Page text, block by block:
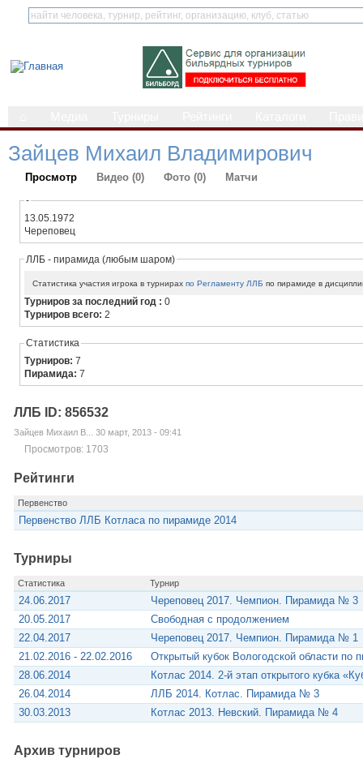
Зайцев Михаил Владимирович
Просмотр Видео (0) Фото (0) Матчи
-
13.05.1972
Череповец
ЛЛБ - пирамида (любым шаром)
Статистика участия игрока в турнирахпо Регламенту ЛЛБ по пирамиде в
Турниров за последний год :0
Турниров всего:2
Статистика
Турниров:7
Пирамида:7
ЛЛБ ID: 856532
Зайцев Михаил В... 30 март, 2013 - 09:41
Просмотров: 1703
Рейтинги
Первенство
Первенство ЛЛБ Котласа по пирамиде 2014
Турниры
Статистика Турнир
24.06.2017
Череповец 2017. Чемпион. Пирамида № 3
20.05.2017
Свободная с продолжением
22.04.2017
Череповец 2017. Чемпион. Пирамида № 1
21.02.2016 - 22.02.2016
Открытый кубок Вологодской области по
28.06.2014
Котлас 2014. 2-й этап открытого кубка
26.04.2014
ЛЛБ 2014. Котлас. Пирамида № 3
30.03.2013
Котлас 2013. Невский. Пирамида № 4
Архив турниров